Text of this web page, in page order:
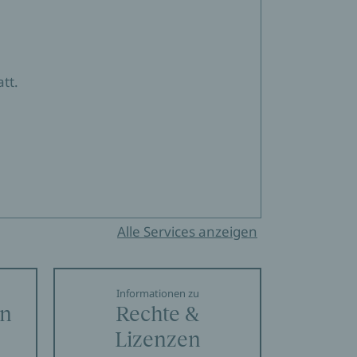
Alle Services anzeigen
Informationen zu
Rechte &
Lizenzen